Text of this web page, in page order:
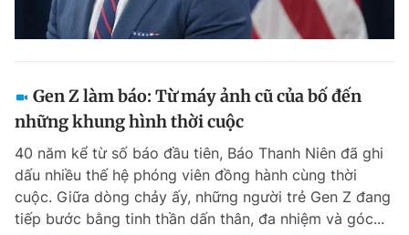
Gen Z làm báo: Từ máy ảnh cũ của bố đến
những khung hình thời cuộc
40 năm kể từ số báo đầu tiên, Báo Thanh Niên đã ghi
dấu nhiều thế hệ phóng viên đồng hành cùng thời
cuộc. Giữa dòng chảy ấy, những người trẻ Gen Z đang
tiếp bước bằng tinh thần dấn thân, đa nhiệm và góc...